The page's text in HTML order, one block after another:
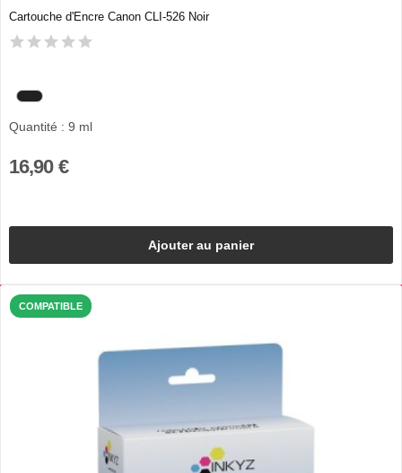
Cartouche d'Encre Canon CLI-526 Noir
Quantité : 9 ml
16,90 €
Ajouter au panier
COMPATIBLE